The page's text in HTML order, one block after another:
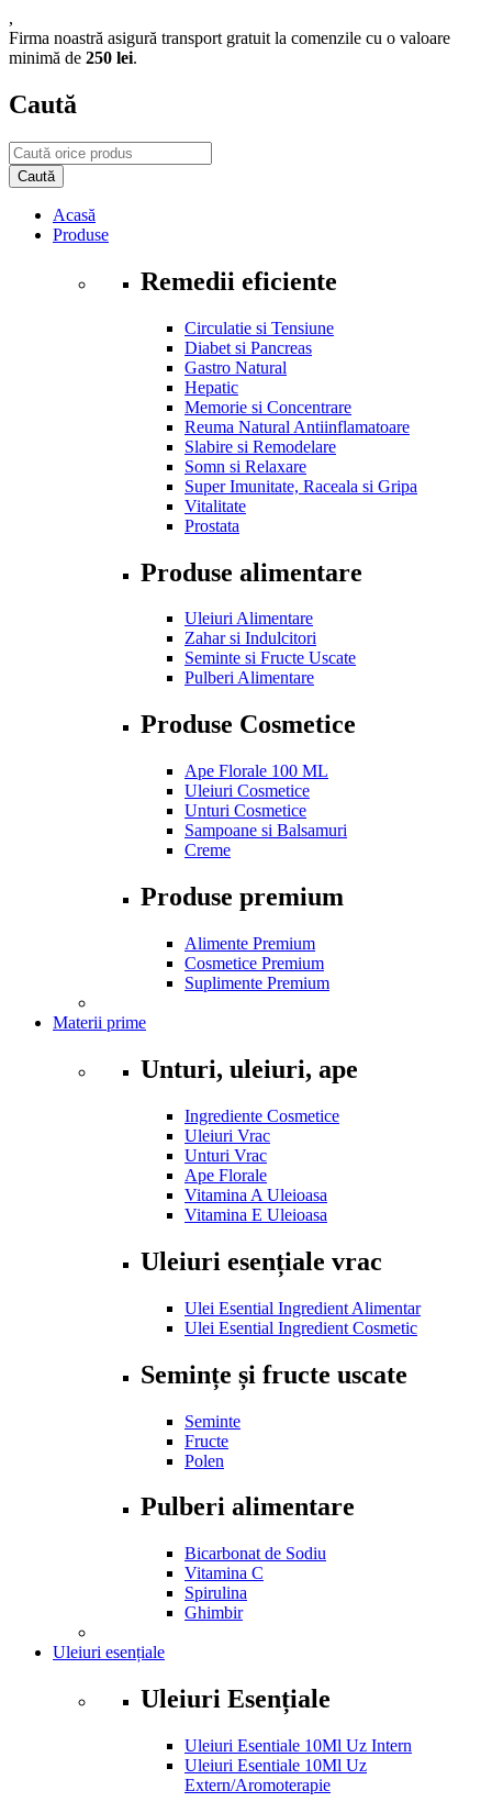
,
Firma noastră asigură transport gratuit la comenzile cu o valoare
minimă de 250 lei.
Caută
Acasă
Produse
Remedii eficiente
Circulatie si Tensiune
Diabet si Pancreas
Gastro Natural
Hepatic
Memorie si Concentrare
Reuma Natural Antiinflamatoare
Slabire si Remodelare
Somn si Relaxare
Super Imunitate, Raceala si Gripa
Vitalitate
Prostata
Produse alimentare
Uleiuri Alimentare
Zahar si Indulcitori
Seminte si Fructe Uscate
Pulberi Alimentare
Produse Cosmetice
Ape Florale 100 ML
Uleiuri Cosmetice
Unturi Cosmetice
Sampoane si Balsamuri
Creme
Produse premium
Alimente Premium
Cosmetice Premium
Suplimente Premium
Materii prime
Unturi, uleiuri, ape
Ingrediente Cosmetice
Uleiuri Vrac
Unturi Vrac
Ape Florale
Vitamina A Uleioasa
Vitamina E Uleioasa
Uleiuri esențiale vrac
Ulei Esential Ingredient Alimentar
Ulei Esential Ingredient Cosmetic
Semințe și fructe uscate
Seminte
Fructe
Polen
Pulberi alimentare
Bicarbonat de Sodiu
Vitamina C
Spirulina
Ghimbir
Uleiuri esențiale
Uleiuri Esențiale
Uleiuri Esentiale 10Ml Uz Intern
Uleiuri Esentiale 10Ml Uz
Extern/Aromoterapie